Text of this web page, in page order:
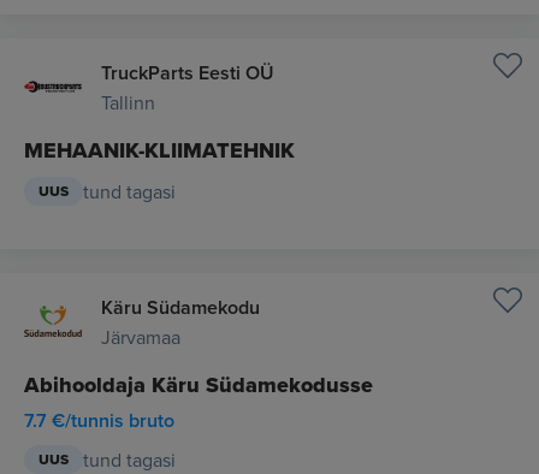
TruckParts Eesti OÜ
Tallinn
MEHAANIK-KLIIMATEHNIK
UUS tund tagasi
Käru Südamekodu
Järvamaa
Abihooldaja Käru Südamekodusse
7.7 €/tunnis bruto
UUS tund tagasi